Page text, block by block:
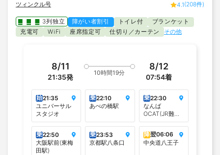
ツィンクル号 4.1(208件)
3列独立 障がい者割引 トイレ付
ブランケット
充電可
WiFi 座席指定可 仕切り／カーテン その他
8/11
21:35発
10時間19分
8/12
07:54着
始21:35
ユニバーサル
スタジオ
乗22:10
あべの橋駅
乗22:30
なんば
OCAT(JR難波
駅)
乗22:50
大阪駅前(東梅
田駅)
乗23:53
京都駅八条口
降翌06:06
中央道八王子